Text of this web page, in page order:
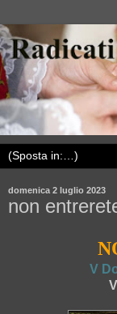
domenica 2 luglio 2023
non
V